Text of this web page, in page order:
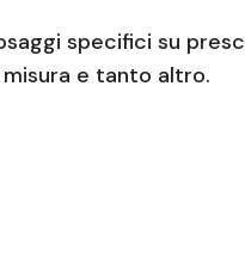
specifici su
e tanto altro.